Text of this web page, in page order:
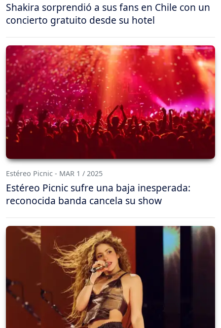
Shakira sorprendió a sus fans en Chile con un
concierto gratuito desde su hotel
Estéreo Picnic - MAR 1 / 2025
Estéreo Picnic sufre una baja inesperada:
reconocida banda cancela su show